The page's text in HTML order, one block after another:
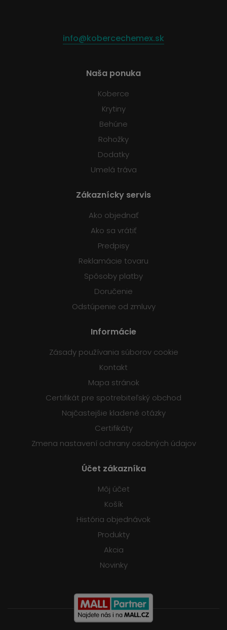
info@kobercechemex.sk
Naša ponuka
Koberce
Krytiny
Behúne
Rohožky
Dodatky
Umelá tráva
Zákaznícky servis
Ako objednať
Ako sa vrátiť
Predpisy
Reklamácie tovaru
Spôsoby platby
Doručenie
Odstúpenie od zmluvy
Informácie
Zásady používania súborov cookie
Kontakt
Mapa stránok
Certifikát pre spotrebiteľský obchod
Najčastejšie kladené otázky
Certifikáty
Zmena nastavení ochrany osobných údajov
Účet zákazníka
Môj účet
Košík
História objednávok
Produkty
Akcia
Novinky